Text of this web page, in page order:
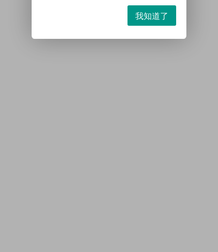
我知道了